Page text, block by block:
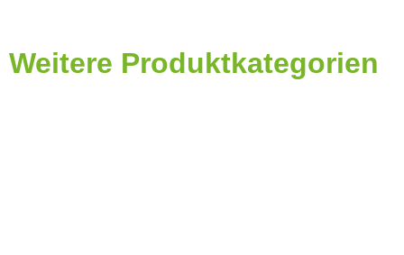
Weitere Produktkategorien